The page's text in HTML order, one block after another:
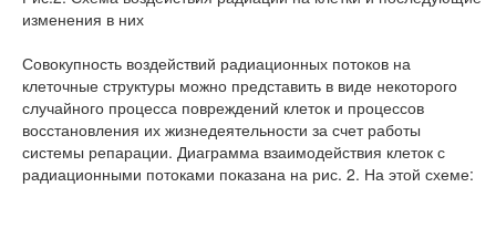
изменения в них
Совокупность воздействий радиационных потоков на
клеточные структуры можно представить в виде некоторого
случайного процесса повреждений клеток и процессов
восстановления их жизнедеятельности за счет работы
системы репарации. Диаграмма взаимодействия клеток с
радиационными потоками показана на рис. 2. На этой схеме: